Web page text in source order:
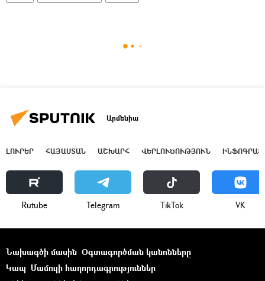
Արմենիա
ԼՈՒՐԵՐ ՀԱՅԱՍՏԱՆ ԱՇԽԱՐՀ ՎԵՐԼՈՒԾՈՒԹՅՈՒՆ
Rutube Telegram ТikТоk VK
Նախագծի մասին Օգտագործման կանոնները
Կապ Մամուլի հաղորդագրություններ